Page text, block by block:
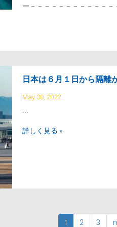
ー－－－－－－－－－－－
日本は６月１日から隔離
May 30, 2022
...
詳しく見る »
1 2 3